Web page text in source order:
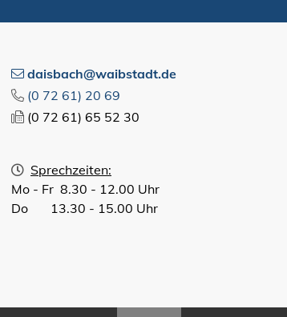
daisbach@waibstadt.de
(0 72 61) 20 69
(0 72 61) 65 52 30
Sprechzeiten:
Mo - Fr 8.30 - 12.00 Uhr
Do 13.30 - 15.00 Uhr